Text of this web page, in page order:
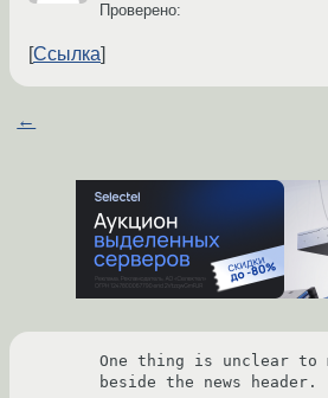
Проверено:
Ссылка
←
One thing is unclear to
beside the news header.